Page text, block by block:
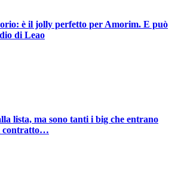
è il jolly perfetto per Amorim. E può
di Leao
lista, ma sono tanti i big che entrano
contratto…